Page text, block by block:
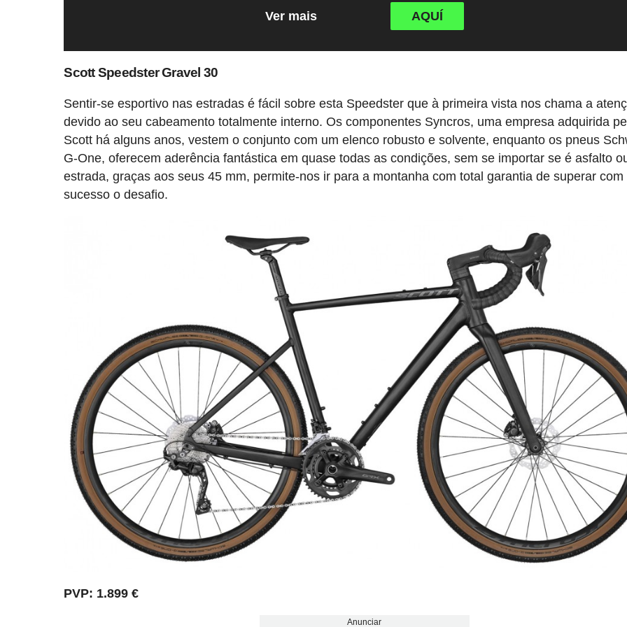
Ver mais AQUÍ
Scott Speedster Gravel 30
Sentir-se esportivo nas estradas é fácil sobre esta Speedster que à primeira vista nos chama a
devido ao seu cabeamento totalmente interno. Os componentes Syncros, uma empresa adquirida
Scott há alguns anos, vestem o conjunto com um elenco robusto e solvente, enquanto os pneus
G-One, oferecem aderência fantástica em quase todas as condições, sem se importar se é asfalto
estrada, graças aos seus 45 mm, permite-nos ir para a montanha com total garantia de superar com
sucesso o desafio.
PVP: 1.899 €
Anunciar